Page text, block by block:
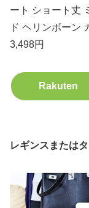
ート ショート丈
ド ヘリンボーン
3,498円
Rakuten
レギンスまたはタ